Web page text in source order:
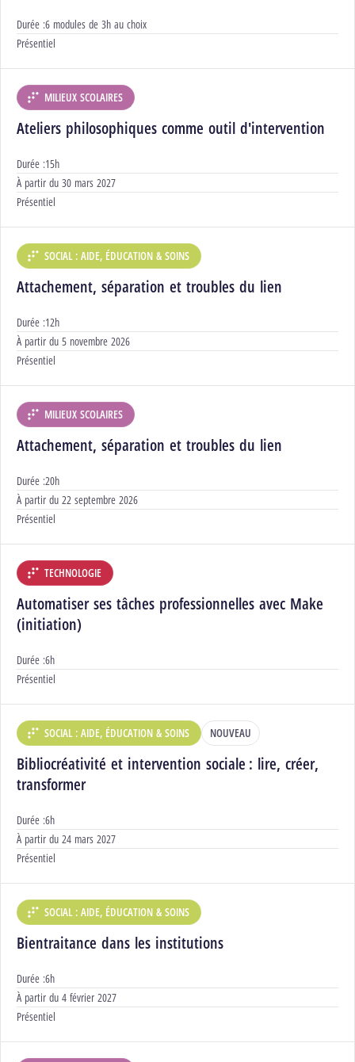
Durée :6 modules de 3h au choix
Modalités :
Présentiel
DÉPARTEMENT :
MILIEUX SCOLAIRES
Ateliers philosophiques comme outil d'intervention
Durée :15h
Début :
À partir du 30 mars 2027
Modalités :
Présentiel
DÉPARTEMENT :
SOCIAL : AIDE, ÉDUCATION & SOINS
Attachement, séparation et troubles du lien
Durée :12h
Début :
À partir du 5 novembre 2026
Modalités :
Présentiel
DÉPARTEMENT :
MILIEUX SCOLAIRES
Attachement, séparation et troubles du lien
Durée :20h
Début :
À partir du 22 septembre 2026
Modalités :
Présentiel
DÉPARTEMENT :
TECHNOLOGIE
Automatiser ses tâches professionnelles avec Make
(initiation)
Durée :6h
Modalités :
Présentiel
DÉPARTEMENT :
SOCIAL : AIDE, ÉDUCATION & SOINS NOUVEAU
Bibliocréativité et intervention sociale : lire, créer,
transformer
Durée :6h
Début :
À partir du 24 mars 2027
Modalités :
Présentiel
DÉPARTEMENT :
SOCIAL : AIDE, ÉDUCATION & SOINS
Bientraitance dans les institutions
Durée :6h
Début :
À partir du 4 février 2027
Modalités :
Présentiel